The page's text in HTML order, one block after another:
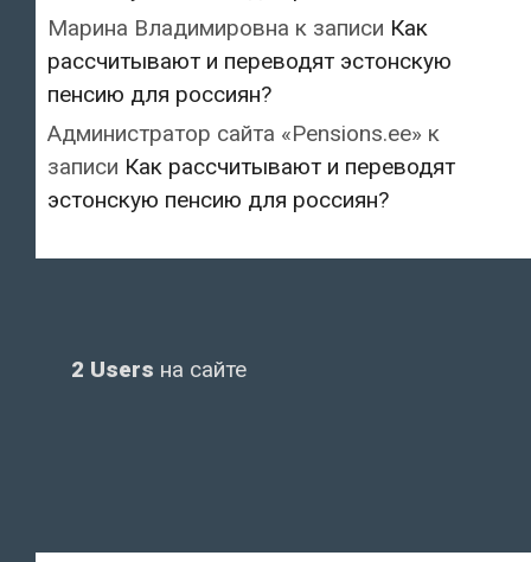
Марина Владимировна к записи Как
рассчитывают и переводят эстонскую
пенсию для россиян?
Администратор сайта «Pensions.ee» к
записи Как рассчитывают и переводят
эстонскую пенсию для россиян?
2 Users на сайте